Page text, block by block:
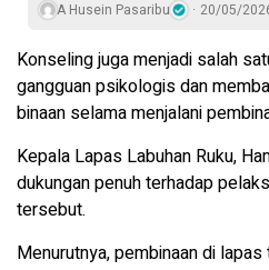
A Husein Pasaribu 20/05/
Konseling juga menjadi salah
gangguan psikologis dan
binaan selama menjalani
Kepala Lapas Labuhan Ruku,
dukungan penuh terhadap
tersebut.
Menurutnya, pembinaan di